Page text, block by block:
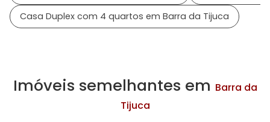
Casa Duplex com 4 quartos em Barra da Tijuca
Imóveis semelhantes em Barra da
Tijuca